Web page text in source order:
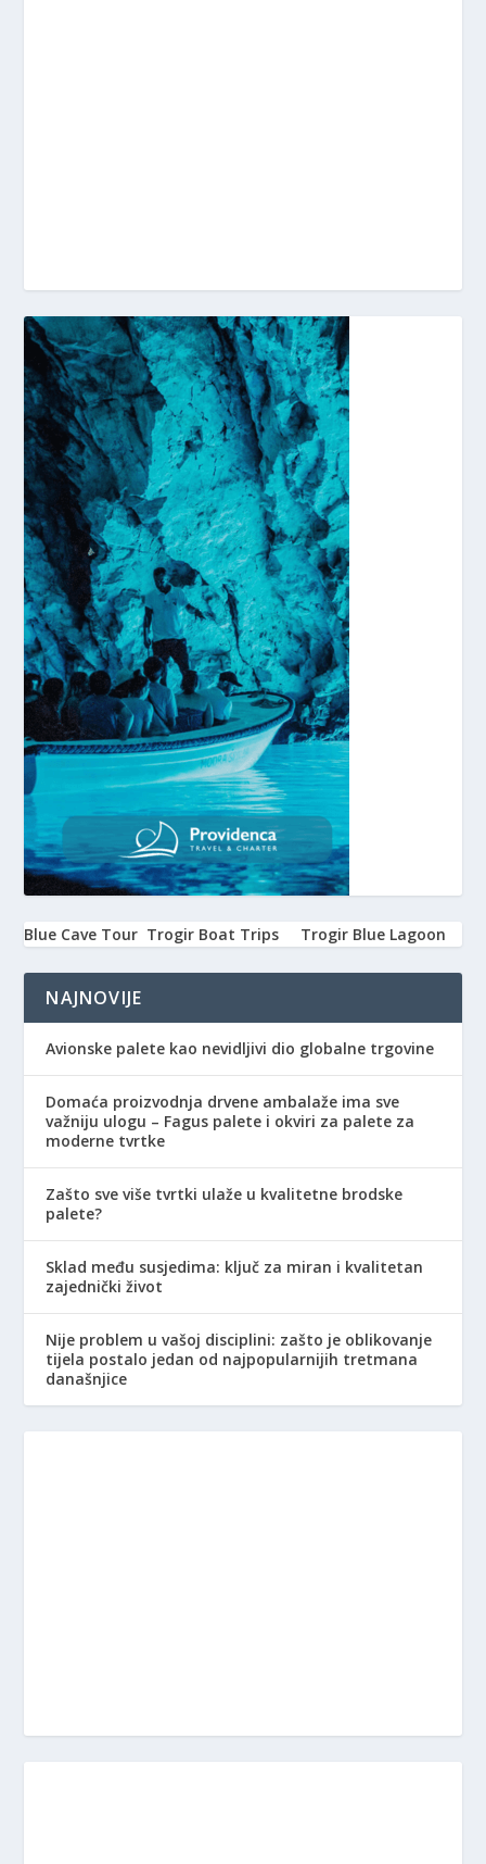
Blue Cave Tour Trogir Boat Trips Trogir Blue Lagoon
NAJNOVIJE
Avionske palete kao nevidljivi dio globalne trgovine
Domaća proizvodnja drvene ambalaže ima sve
važniju ulogu – Fagus palete i okviri za palete za
moderne tvrtke
Zašto sve više tvrtki ulaže u kvalitetne brodske
palete?
Sklad među susjedima: ključ za miran i kvalitetan
zajednički život
Nije problem u vašoj disciplini: zašto je oblikovanje
tijela postalo jedan od najpopularnijih tretmana
današnjice